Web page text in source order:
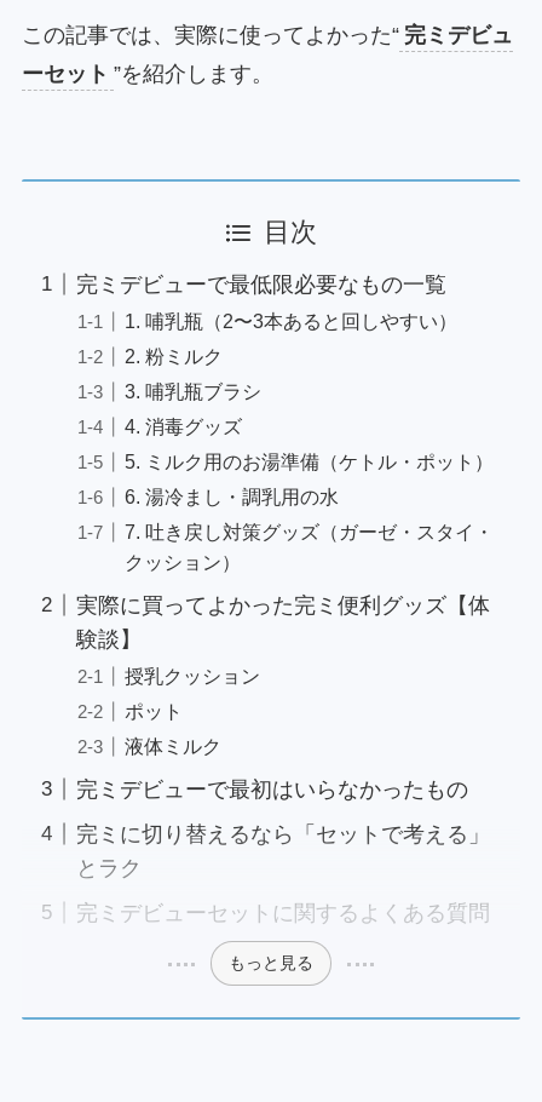
この記事では、実際に使ってよかった“ 完ミデビュ
ーセット ”を紹介します。
目次
完ミデビューで最低限必要なもの一覧
1. 哺乳瓶（2〜3本あると回しやすい）
2. 粉ミルク
3. 哺乳瓶ブラシ
4. 消毒グッズ
5. ミルク用のお湯準備（ケトル・ポット）
6. 湯冷まし・調乳用の水
7. 吐き戻し対策グッズ（ガーゼ・スタイ・
クッション）
実際に買ってよかった完ミ便利グッズ【体
験談】
授乳クッション
ポット
液体ミルク
完ミデビューで最初はいらなかったもの
完ミに切り替えるなら「セットで考える」
とラク
完ミデビューセットに関するよくある質問
もっと見る